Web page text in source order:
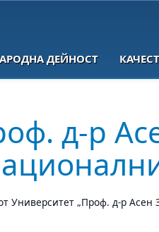
ДЕЙНОСТ
д-р
„Проф. д-р Асен